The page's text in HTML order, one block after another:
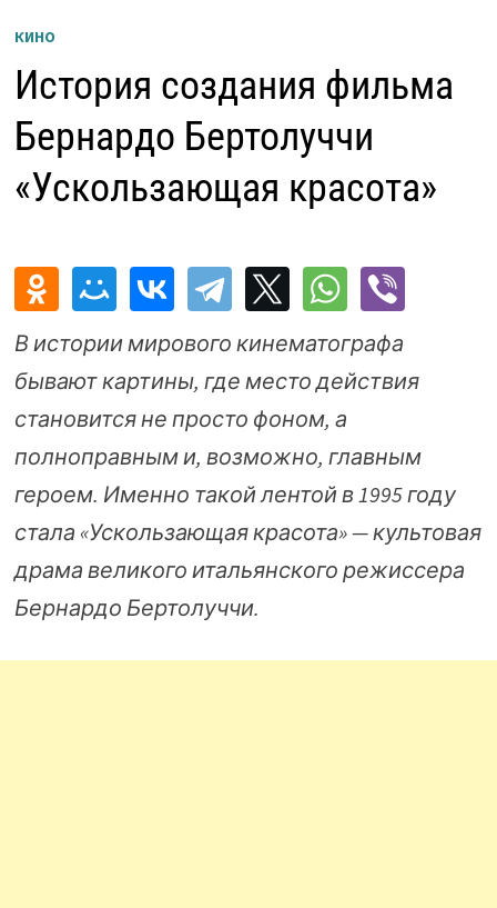
КИНО
История создания фильма
Бернардо Бертолуччи
«Ускользающая красота»
В истории мирового кинематографа
бывают картины, где место действия
становится не просто фоном, а
полноправным и, возможно, главным
героем. Именно такой лентой в 1995 году
стала «Ускользающая красота» — культовая
драма великого итальянского режиссера
Бернардо Бертолуччи.